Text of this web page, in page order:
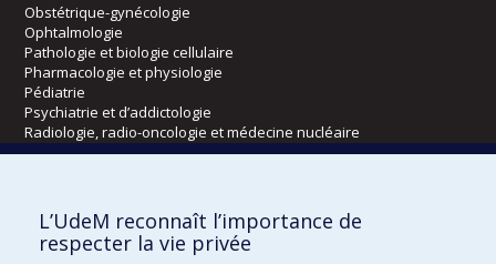
Obstétrique-gynécologie
Ophtalmologie
Pathologie et biologie cellulaire
Pharmacologie et physiologie
Pédiatrie
Psychiatrie et d’addictologie
Radiologie, radio-oncologie et médecine nucléaire
Kinésiologie et des sciences de l’activité physique
Orthophonie et audiologie
L’UdeM reconnaît l’importance de
respecter la vie privée